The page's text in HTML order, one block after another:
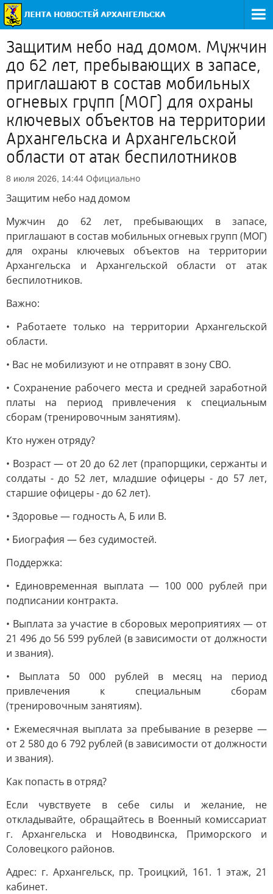
Защитим небо над домом. Мужчин
до 62 лет, пребывающих в запасе,
приглашают в состав мобильных
огневых групп (МОГ) для охраны
ключевых объектов на территории
Архангельска и Архангельской
области от атак беспилотников
8 июля 2026, 14:44 Официально
Защитим небо над домом
Мужчин до 62 лет, пребывающих в запасе,
приглашают в состав мобильных огневых групп (МОГ)
для охраны ключевых объектов на территории
Архангельска и Архангельской области от атак
беспилотников.
Важно:
• Работаете только на территории Архангельской
области.
• Вас не мобилизуют и не отправят в зону СВО.
• Сохранение рабочего места и средней заработной
платы на период привлечения к специальным
сборам (тренировочным занятиям).
Кто нужен отряду?
• Возраст — от 20 до 62 лет (прапорщики, сержанты и
солдаты - до 52 лет, младшие офицеры - до 57 лет,
старшие офицеры - до 62 лет).
• Здоровье — годность А, Б или В.
• Биография — без судимостей.
Поддержка:
• Единовременная выплата — 100 000 рублей при
подписании контракта.
• Выплата за участие в сборовых мероприятиях — от
21 496 до 56 599 рублей (в зависимости от должности
и звания).
• Выплата 50 000 рублей в месяц на период
привлечения к специальным сборам
(тренировочным занятиям).
• Ежемесячная выплата за пребывание в резерве —
от 2 580 до 6 792 рублей (в зависимости от должности
и звания).
Как попасть в отряд?
Если чувствуете в себе силы и желание, не
откладывайте, обращайтесь в Военный комиссариат
г. Архангельска и Новодвинска, Приморского и
Соловецкого районов.
Адрес: г. Архангельск, пр. Троицкий, 161. 1 этаж, 21
кабинет.